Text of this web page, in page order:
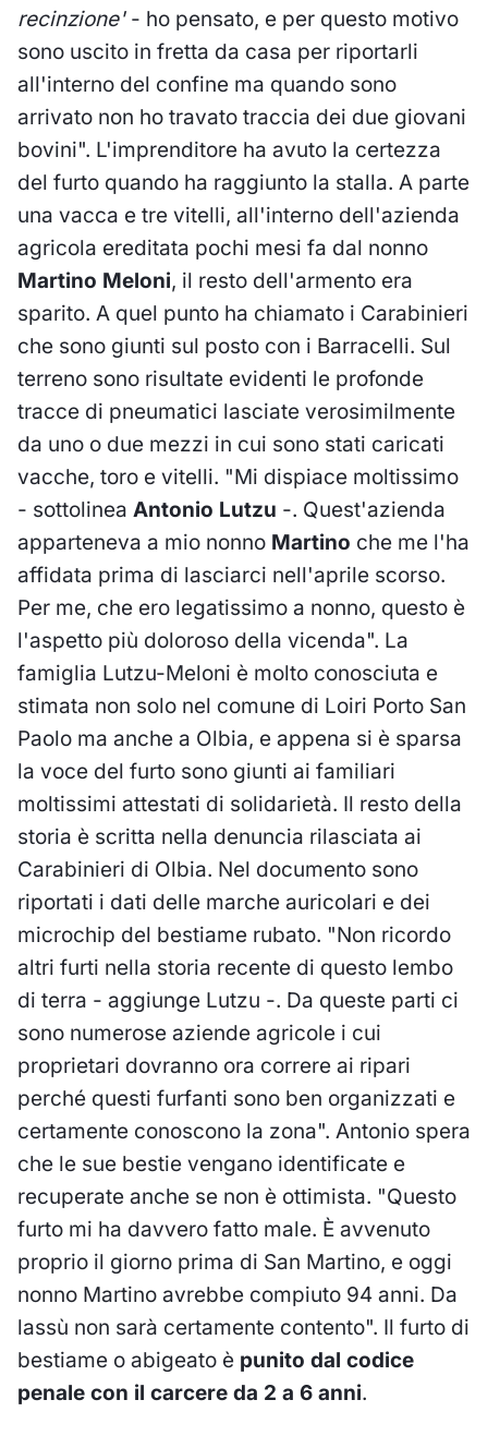
recinzione'- ho pensato, e per questo motivo
sono uscito in fretta da casa per riportarli
all'interno del confine ma quando sono
arrivato non ho travato traccia dei due giovani
bovini". L'imprenditore ha avuto la certezza
del furto quando ha raggiunto la stalla. A parte
una vacca e tre vitelli, all'interno dell'azienda
agricola ereditata pochi mesi fa dal nonno
Martino Meloni, il resto dell'armento era
sparito. A quel punto ha chiamato i Carabinieri
che sono giunti sul posto con i Barracelli. Sul
terreno sono risultate evidenti le profonde
tracce di pneumatici lasciate verosimilmente
da uno o due mezzi in cui sono stati caricati
vacche, toro e vitelli. "Mi dispiace moltissimo
- sottolinea Antonio Lutzu -. Quest'azienda
apparteneva a mio nonno Martino che me l'ha
affidata prima di lasciarci nell'aprile scorso.
Per me, che ero legatissimo a nonno, questo è
l'aspetto più doloroso della vicenda". La
famiglia Lutzu-Meloni è molto conosciuta e
stimata non solo nel comune di Loiri Porto San
Paolo ma anche a Olbia, e appena si è sparsa
la voce del furto sono giunti ai familiari
moltissimi attestati di solidarietà. Il resto della
storia è scritta nella denuncia rilasciata ai
Carabinieri di Olbia. Nel documento sono
riportati i dati delle marche auricolari e dei
microchip del bestiame rubato. "Non ricordo
altri furti nella storia recente di questo lembo
di terra - aggiunge Lutzu -. Da queste parti ci
sono numerose aziende agricole i cui
proprietari dovranno ora correre ai ripari
perché questi furfanti sono ben organizzati e
certamente conoscono la zona". Antonio spera
che le sue bestie vengano identificate e
recuperate anche se non è ottimista. "Questo
furto mi ha davvero fatto male. È avvenuto
proprio il giorno prima di San Martino, e oggi
nonno Martino avrebbe compiuto 94 anni. Da
lassù non sarà certamente contento". Il furto di
bestiame o abigeato è punito dal codice
penale con il carcere da 2 a 6 anni.